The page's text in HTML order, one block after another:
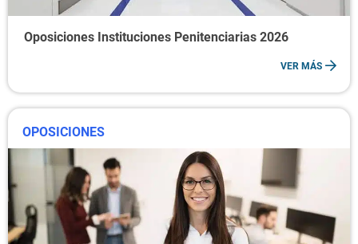
Oposiciones Instituciones Penitenciarias 2026
VER MÁS
OPOSICIONES